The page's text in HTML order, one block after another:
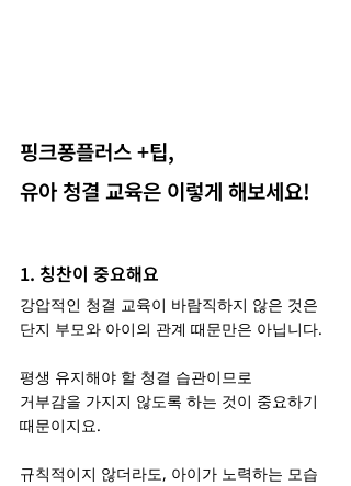
핑크퐁플러스 +팁,
유아 청결 교육은 이렇게 해보세요!
1. 칭찬이 중요해요
강압적인 청결 교육이 바람직하지 않은 것은
단지 부모와 아이의 관계 때문만은 아닙니다.
평생 유지해야 할 청결 습관이므로
거부감을 가지지 않도록 하는 것이 중요하기
때문이지요.
규칙적이지 않더라도, 아이가 노력하는 모습